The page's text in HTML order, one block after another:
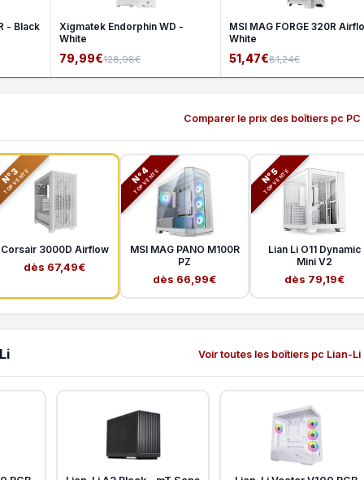
- Black
Xigmatek Endorphin WD -
White
79,99€128,98€
MSI MAG FORGE 320R
White
51,47€81,24€
Comparer le prix des boîtiers pc
N°3
TOP VENTE
Corsair 3000D Airflow
dès 67,49€
N°4
TOP VENTE
MSI MAG PANO M100R
PZ
dès 66,99€
N°5
TOP VENTE
Lian Li O11 Dynamic
Mini V2
dès 79,19€
Voir toutes les boîtiers pc Lian-